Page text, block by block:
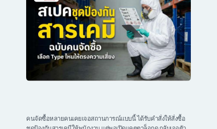
คนจัดซื้อหลายคนเคยเจอสถานการณ์แบบนี้ ได้รับคำสั่งให้สั่งซื้อ